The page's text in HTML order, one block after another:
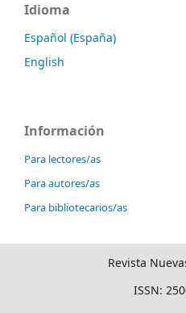
Idioma
Español (España)
English
Información
Para lectores/as
Para autores/as
Para bibliotecarios/as
Revista
ISSN: